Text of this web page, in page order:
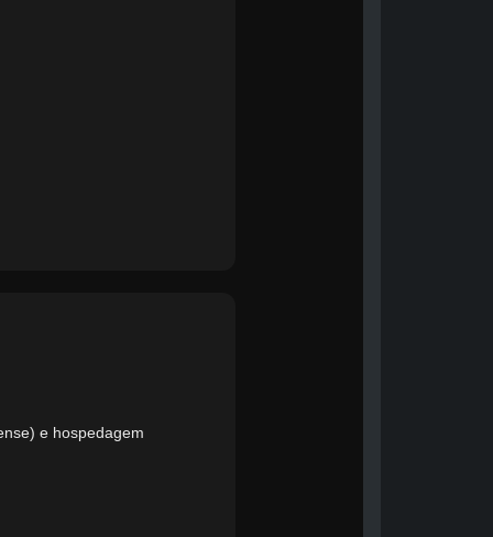
e hospedagem